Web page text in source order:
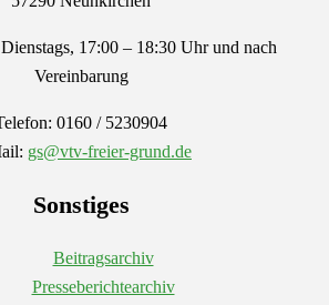
17:00 – 18:30 Uhr und nach
Vereinbarung
0160 / 5230904
gs@vtv-freier-grund.de
Sonstiges
Beitragsarchiv
Presseberichtearchiv